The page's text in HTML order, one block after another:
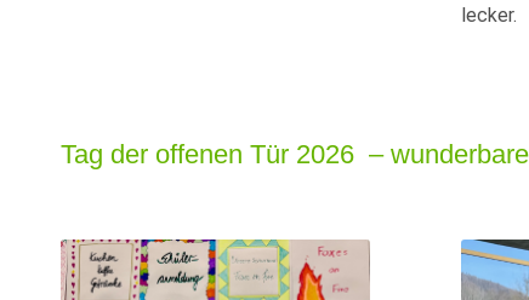
lecker.
Tag der offenen Tür 2026 –